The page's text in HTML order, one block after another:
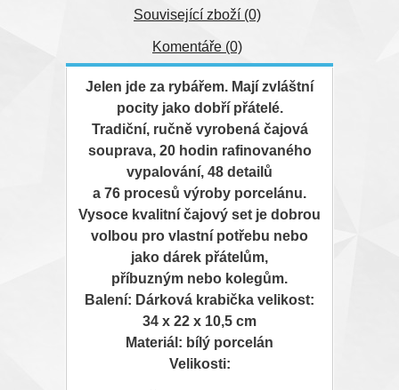
Související zboží (0)
Komentáře (0)
Jelen jde za rybářem. Mají zvláštní
pocity jako dobří přátelé.
Tradiční, ručně vyrobená čajová
souprava, 20 hodin rafinovaného
vypalování, 48 detailů
a 76 procesů výroby porcelánu.
Vysoce kvalitní čajový set je dobrou
volbou pro vlastní potřebu nebo
jako dárek přátelům,
příbuzným nebo kolegům.
Balení: Dárková krabička velikost:
34 x 22 x 10,5 cm
Materiál: bílý porcelán
Velikosti: